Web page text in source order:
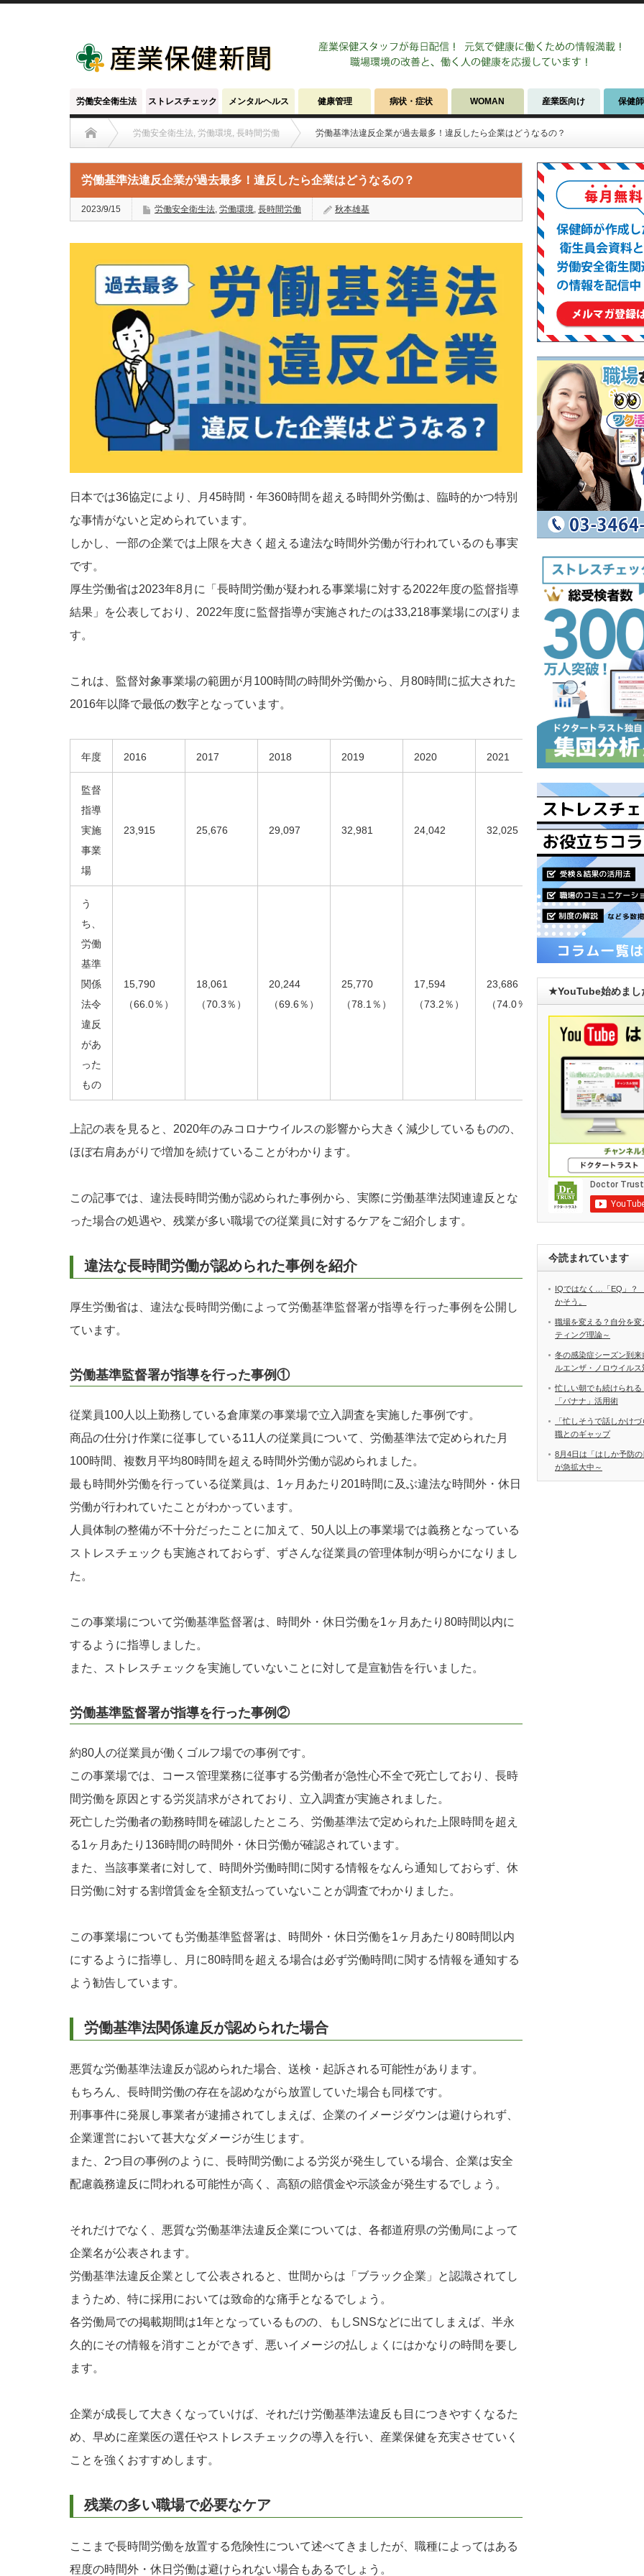
労働安全衛生法 ストレスチェック メンタルヘルス 健康管理 病状・症状 WOMAN 産業医向け 保健
労働安全衛生法, 労働環境, 長時間労働 労働基準法違反企業が過去最多！違反したら企業はどうなるの？
労働基準法違反企業が過去最多！違反したら企業はどうなるの？
2023/9/15 労働安全衛生法, 労働環境, 長時間労働 秋本雄基
日本では36協定により、月45時間・年360時間を超える時間外労働は、臨時的かつ特別
な事情がないと定められています。
しかし、一部の企業では上限を大きく超える違法な時間外労働が行われているのも事実
です。
厚生労働省は2023年8月に「長時間労働が疑われる事業場に対する2022年度の監督指導
結果」を公表しており、2022年度に監督指導が実施されたのは33,218事業場にのぼりま
す。
これは、監督対象事業場の範囲が月100時間の時間外労働から、月80時間に拡大された
2016年以降で最低の数字となっています。
年度 2016 2017 2018 2019 2020 2021 2022
監督
指導
実施
事業
場
23,915 25,676 29,097 32,981 24,042 32,025 33,218
う
ち、
労働
基準
関係
法令
違反
があ
った
もの
15,790
（66.0％）
18,061
（70.3％）
20,244
（69.6％）
25,770
（78.1％）
17,594
（73.2％）
23,686
（74.0％）
（81.2％）
上記の表を見ると、2020年のみコロナウイルスの影響から大きく減少しているものの、
ほぼ右肩あがりで増加を続けていることがわかります。
この記事では、違法長時間労働が認められた事例から、実際に労働基準法関連違反とな
った場合の処遇や、残業が多い職場での従業員に対するケアをご紹介します。
違法な長時間労働が認められた事例を紹介
厚生労働省は、違法な長時間労働によって労働基準監督署が指導を行った事例を公開し
ています。
労働基準監督署が指導を行った事例①
従業員100人以上勤務している倉庫業の事業場で立入調査を実施した事例です。
商品の仕分け作業に従事している11人の従業員について、労働基準法で定められた月
100時間、複数月平均80時間を超える時間外労働が認められました。
最も時間外労働を行っている従業員は、1ヶ月あたり201時間に及ぶ違法な時間外・休日
労働が行われていたことがわかっています。
人員体制の整備が不十分だったことに加えて、50人以上の事業場では義務となっている
ストレスチェックも実施されておらず、ずさんな従業員の管理体制が明らかになりまし
た。
この事業場について労働基準監督署は、時間外・休日労働を1ヶ月あたり80時間以内に
するように指導しました。
また、ストレスチェックを実施していないことに対して是宣勧告を行いました。
労働基準監督署が指導を行った事例②
約80人の従業員が働くゴルフ場での事例です。
この事業場では、コース管理業務に従事する労働者が急性心不全で死亡しており、長時
間労働を原因とする労災請求がされており、立入調査が実施されました。
死亡した労働者の勤務時間を確認したところ、労働基準法で定められた上限時間を超え
る1ヶ月あたり136時間の時間外・休日労働が確認されています。
また、当該事業者に対して、時間外労働時間に関する情報をなんら通知しておらず、休
日労働に対する割増賃金を全額支払っていないことが調査でわかりました。
この事業場についても労働基準監督署は、時間外・休日労働を1ヶ月あたり80時間以内
にするように指導し、月に80時間を超える場合は必ず労働時間に関する情報を通知する
よう勧告しています。
労働基準法関係違反が認められた場合
悪質な労働基準法違反が認められた場合、送検・起訴される可能性があります。
もちろん、長時間労働の存在を認めながら放置していた場合も同様です。
刑事事件に発展し事業者が逮捕されてしまえば、企業のイメージダウンは避けられず、
企業運営において甚大なダメージが生じます。
また、2つ目の事例のように、長時間労働による労災が発生している場合、企業は安全
配慮義務違反に問われる可能性が高く、高額の賠償金や示談金が発生するでしょう。
それだけでなく、悪質な労働基準法違反企業については、各都道府県の労働局によって
企業名が公表されます。
労働基準法違反企業として公表されると、世間からは「ブラック企業」と認識されてし
まうため、特に採用においては致命的な痛手となるでしょう。
各労働局での掲載期間は1年となっているものの、もしSNSなどに出てしまえば、半永
久的にその情報を消すことができず、悪いイメージの払しょくにはかなりの時間を要し
ます。
企業が成長して大きくなっていけば、それだけ労働基準法違反も目につきやすくなるた
め、早めに産業医の選任やストレスチェックの導入を行い、産業保健を充実させていく
ことを強くおすすめします。
残業の多い職場で必要なケア
ここまで長時間労働を放置する危険性について述べてきましたが、職種によってはある
程度の時間外・休日労働は避けられない場合もあるでしょう。
★YouTube始めま
今読まれています
IQではなく…「EQ」？
かそう。
職場を変える？自分を
ティング理論～
冬の感染症シーズン到
ルエンザ・ノロウイルス
忙しい朝でも続けられ
「バナナ」活用術
「忙しそうで話しかけ
職とのギャップ
8月4日は「はしか予防
が急拡大中～